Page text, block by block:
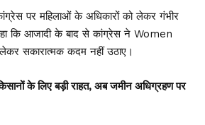
पर महिलाओं के अधिकारों को लेकर गंभीर
कि आजादी के बाद से कांग्रेस ने Women
सकारात्मक कदम नहीं उठाए।
के लिए बड़ी राहत, अब जमीन अधिग्रहण पर